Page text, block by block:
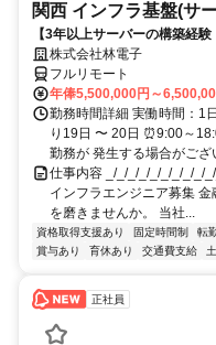
関西 インフラ基盤(サ
【3年以上サーバーの構築経
株式会社林電子
フルリモート
年俸5,500,000円～
勤務時間詳細 実働時間：1
り19日 〜 20日 ⏰9:00～
勤務が 発生する場合がござ
仕事内容 _/_/_/_/_/_/_/_/_/
インフラエンジニア募集
を磨きませんか。 当社...
資格取得支援あり 固定時間制 転
賞与あり
育休あり 交通費支給
正社員